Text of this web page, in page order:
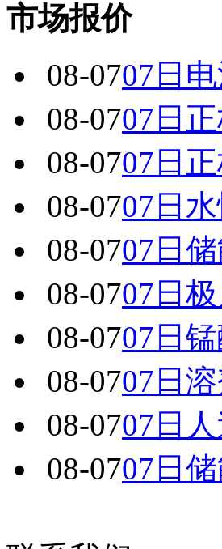
市场报价
08-0707日
08-0707日
08-0707日
08-0707日
08-0707日
08-0707日
08-0707日
08-0707日
08-0707日
08-0707日